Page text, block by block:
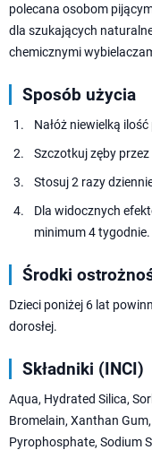
polecana osobom
dla szukających
chemicznymi
Sposób użycia
Nałóż niewielką
Szczotkuj zęby
Stosuj 2 razy
Dla widocznych
minimum 4 tygodnie.
Środki
Dzieci poniżej 6 lat
dorosłej.
Składniki (INCI)
Aqua, Hydrated Silica,
Bromelain, Xanthan
Pyrophosphate, Sodium